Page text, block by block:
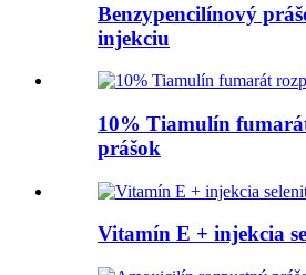
Benzypencilínový
injekciu
10% Tiamulín
prášok
Vitamín E + injekcia